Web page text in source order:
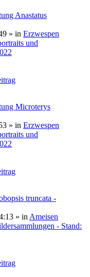
Anastatus
» in Erzwespen
und
Microterys
» in Erzwespen
und
truncata -
» in Ameisen
- Stand: